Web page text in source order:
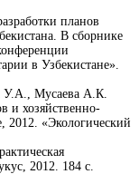
планов
В сборнике
в Узбекистане».
Мусаева А.К.
и хозяйственно-
2012. «Экологический
2012. 184 с.